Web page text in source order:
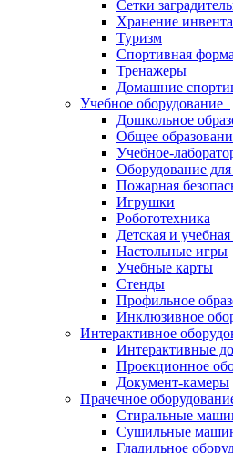
Сетки
Хранение
Туризм
Спортивная форма
Тренажеры
Домашние
Учебное оборудование
Дошкольное
Общее
Учебное-
Оборудование
Пожарная
Игрушки
Робототехника
Детская и учебная
Настольные игры
Учебные карты
Стенды
Профильное
Инклюзивное
Интерактивное
Интерактивные
Проекционное
Документ-камеры
Прачечное
Стиральные
Сушильные
Гладильное